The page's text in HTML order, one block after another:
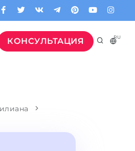
КОНСУЛЬТАЦИЯ RU